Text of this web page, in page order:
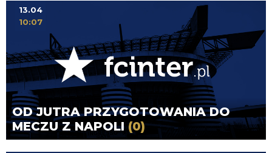
OD JUTRA PRZYGOTOWANIA DO
MECZU Z NAPOLI(0)
13.04
10:07